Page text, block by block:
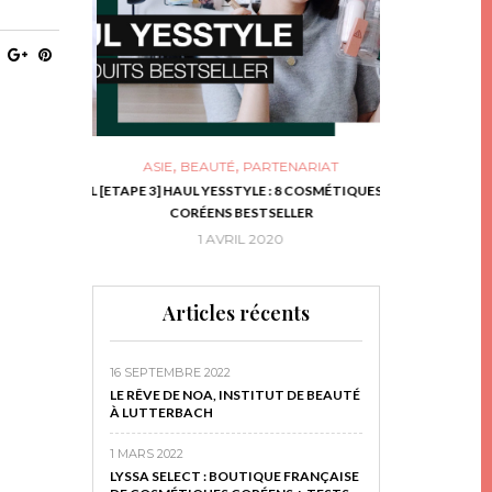
ASIE, BEAUTÉ, PARTENARIAT
[ETAPE 3] HAUL YESSTYLE : 8 COSMÉTIQUES
CORÉENS BESTSELLER
1 AVRIL 2020
Articles récents
16 SEPTEMBRE 2022
LE RÊVE DE NOA, INSTITUT DE BEAUTÉ
À LUTTERBACH
1 MARS 2022
LYSSA SELECT : BOUTIQUE FRANÇAISE